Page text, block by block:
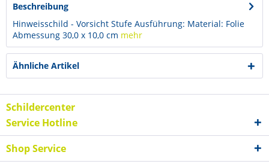
Beschreibung
Hinweisschild - Vorsicht Stufe Ausführung: Material: Folie
Abmessung 30,0 x 10,0 cm mehr
Ähnliche Artikel
Schildercenter
Service Hotline
Shop Service